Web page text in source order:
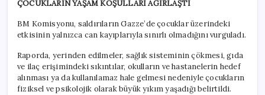
ÇOCUKLARIN YAŞAM KOŞULLARI AĞIRLAŞTI
BM Komisyonu, saldırıların Gazze’de çocuklar üzerindeki
etkisinin yalnızca can kayıplarıyla sınırlı olmadığını vurguladı.
Raporda, yerinden edilmeler, sağlık sisteminin çökmesi, gıda
ve ilaç erişimindeki sıkıntılar, okulların ve hastanelerin hedef
alınması ya da kullanılamaz hale gelmesi nedeniyle çocukların
fiziksel ve psikolojik olarak büyük yıkım yaşadığı belirtildi.